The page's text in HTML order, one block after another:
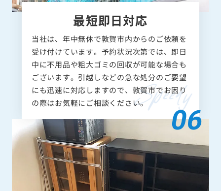
最短即日対応
当社は、年中無休で敦賀市内からのご依頼を
受け付けています。予約状況次第では、即日
中に不用品や粗大ゴミの回収が可能な場合も
ございます。引越しなどの急な処分のご要望
にも迅速に対応しますので、敦賀市でお困り
の際はお気軽にご相談ください。